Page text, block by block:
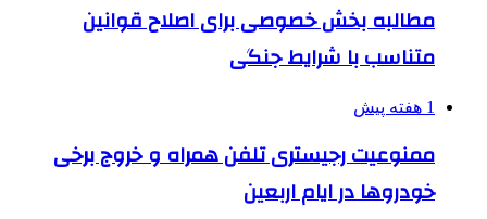
مطالبه بخش خصوصی برای اصلاح قوانین
متناسب با شرایط جنگی
1 هفته پیش
ممنوعیت رجیستری تلفن همراه و خروج برخی
خودروها در ایام اربعین